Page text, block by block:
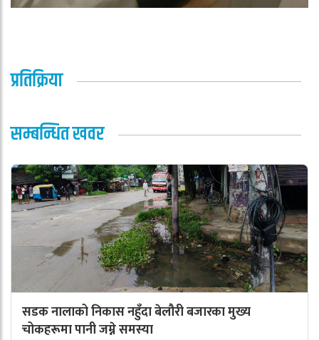
प्रतिक्रिया
सम्बन्धित खवर
सडक नालाको निकास नहुँदा बेलौरी बजारका मुख्य
चोकहरूमा पानी जम्ने समस्या